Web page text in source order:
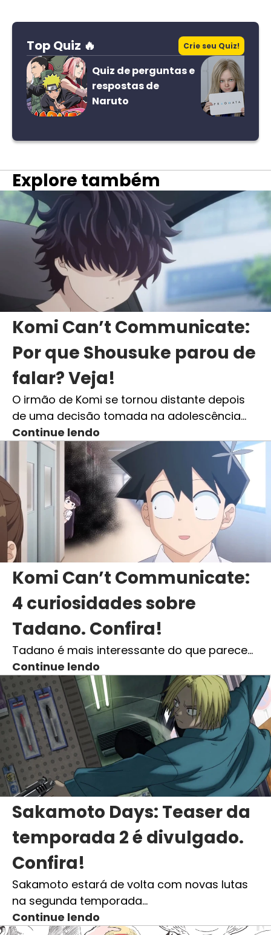
Top Quiz 🔥 Crie seu Quiz!
Quiz de perguntas e
respostas de
Naruto
Explore também
Komi Can’t Communicate:
Por que Shousuke parou de
falar? Veja!
O irmão de Komi se tornou distante depois
de uma decisão tomada na adolescência…
Continue lendo
Komi Can’t Communicate:
4 curiosidades sobre
Tadano. Confira!
Tadano é mais interessante do que parece…
Continue lendo
Sakamoto Days: Teaser da
temporada 2 é divulgado.
Confira!
Sakamoto estará de volta com novas lutas
na segunda temporada…
Continue lendo